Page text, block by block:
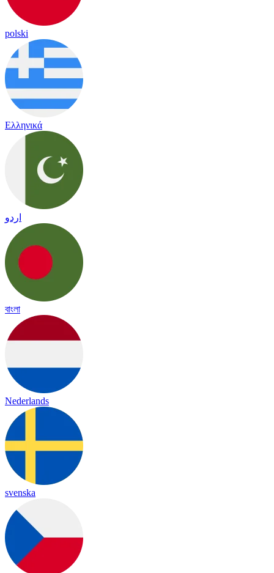
polski
Ελληνικά
اردو
বাংলা
Nederlands
svenska